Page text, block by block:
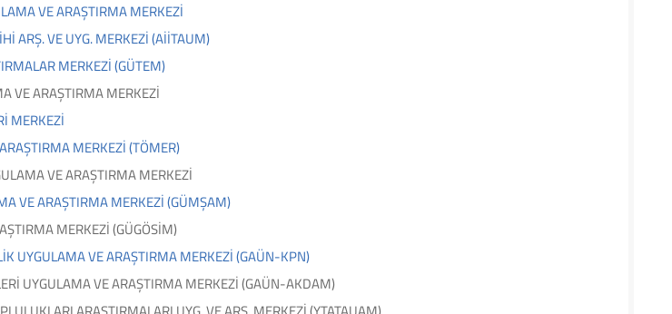
VE ARAŞTIRMA MERKEZİ
ARŞ. VE UYG. MERKEZİ (AİİTAUM)
MERKEZİ (GÜTEM)
VE ARAŞTIRMA MERKEZİ
MERKEZİ
MERKEZİ (TÖMER)
VE ARAŞTIRMA MERKEZİ
VE ARAŞTIRMA MERKEZİ (GÜMŞAM)
MERKEZİ (GÜGÖSİM)
UYGULAMA VE ARAŞTIRMA MERKEZİ (GAÜN-KPN)
UYGULAMA VE ARAŞTIRMA MERKEZİ (GAÜN-AKDAM)